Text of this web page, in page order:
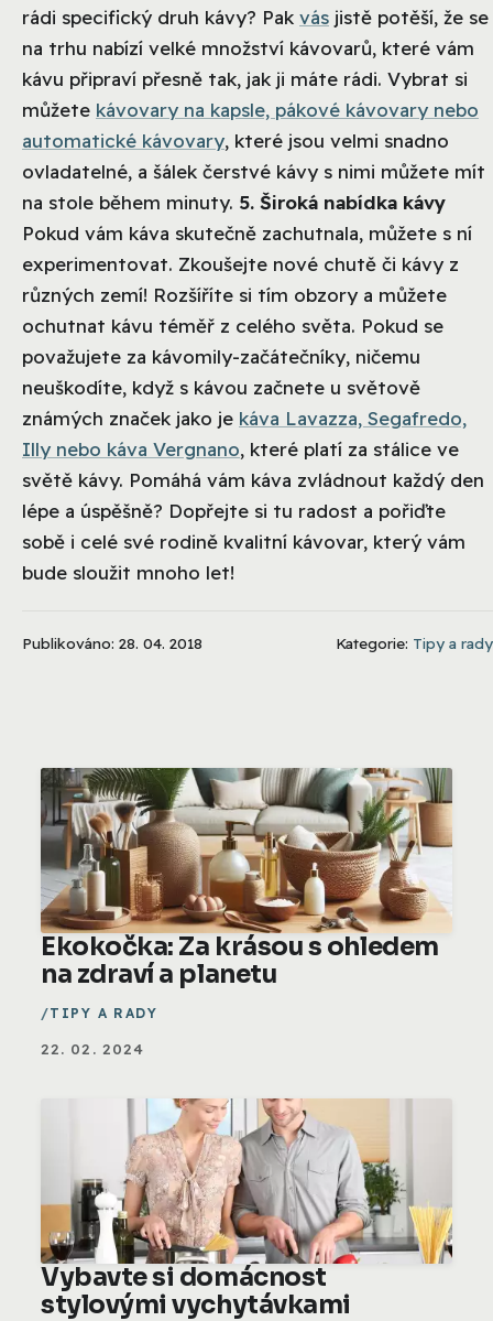
rádi specifický druh kávy? Pak vás jistě potěší, že se
na trhu nabízí velké množství kávovarů, které vám
kávu připraví přesně tak, jak ji máte rádi. Vybrat si
můžete kávovary na kapsle, pákové kávovary nebo
automatické kávovary, které jsou velmi snadno
ovladatelné, a šálek čerstvé kávy s nimi můžete mít
na stole během minuty. 5. Široká nabídka kávy
Pokud vám káva skutečně zachutnala, můžete s ní
experimentovat. Zkoušejte nové chutě či kávy z
různých zemí! Rozšíříte si tím obzory a můžete
ochutnat kávu téměř z celého světa. Pokud se
považujete za kávomily-začátečníky, ničemu
neuškodíte, když s kávou začnete u světově
známých značek jako je káva Lavazza, Segafredo,
Illy nebo káva Vergnano, které platí za stálice ve
světě kávy. Pomáhá vám káva zvládnout každý den
lépe a úspěšně? Dopřejte si tu radost a pořiďte
sobě i celé své rodině kvalitní kávovar, který vám
bude sloužit mnoho let!
Publikováno: 28. 04. 2018 Kategorie: Tipy a rady
Ekokočka: Za krásou s ohledem
na zdraví a planetu
TIPY A RADY
22. 02. 2024
Vybavte si domácnost
stylovými vychytávkami